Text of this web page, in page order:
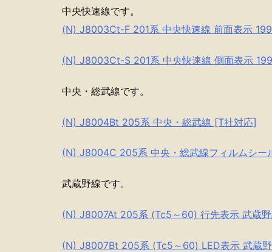
中央快速線です。
(N) J8003Ct-F 201系 中央快速線 前面表示
(N) J8003Ct-S 201系 中央快速線 側面表示
中央・総武線です。
(N) J8004Bt 205系 中央・総武線 [T社対応]
(N) J8004C 205系 中央・総武線フィルムシー
武蔵野線です。
(N) J8007At 205系 (Tc5～60) 行先表示 武蔵
(N) J8007Bt 205系 (Tc5～60) LED表示 武蔵